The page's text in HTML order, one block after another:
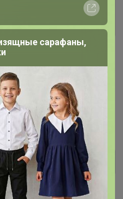
выкупов
Артемида
сарафаны,